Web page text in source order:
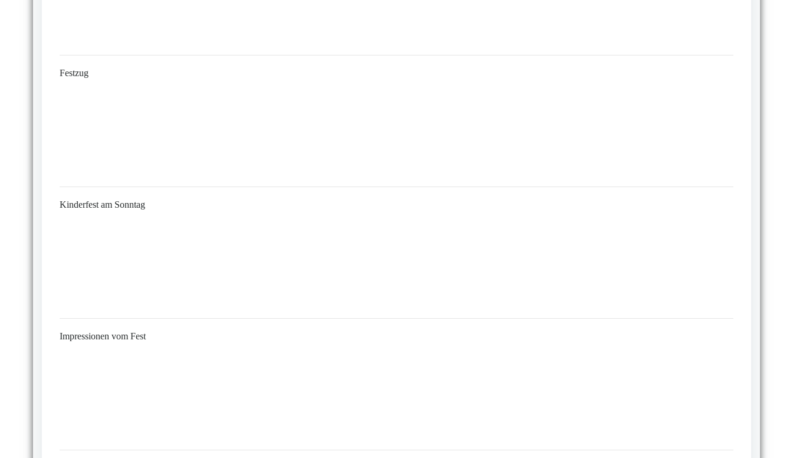
Festzug
Kinderfest am Sonntag
Impressionen vom Fest